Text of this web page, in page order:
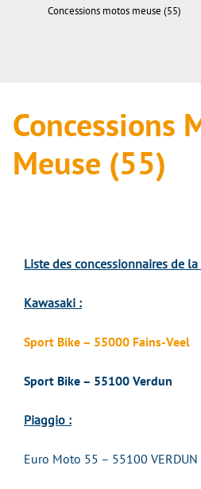
Concessions motos meuse (55)
Concessions
Meuse (55)
Liste des concessionnaires de la
Kawasaki :
Sport Bike – 55000 Fains-Veel
Sport Bike – 55100 Verdun
Piaggio :
Euro Moto 55 – 55100 VERDUN